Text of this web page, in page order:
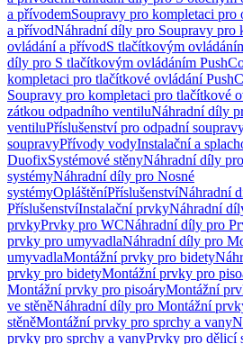
a přívodemSoupravy pro kompletaci pro
a přívodNáhradní díly pro Soupravy pro
ovládání a přívodS tlačítkovým
díly pro S tlačítkovým ovládáním
kompletaci pro tlačítkové ovládání
Soupravy pro kompletaci pro tlačítkové
zátkou odpadního ventiluNáhradní díly
ventiluPříslušenství pro odpadní
soupravyPřívody vodyInstalační a
DuofixSystémové stěnyNáhradní díly
systémyNáhradní díly pro Nosné
systémyOpláštěníPříslušenstvíNáhradní
PříslušenstvíInstalační prvkyNáhradní
prvkyPrvky pro WCNáhradní díly pro
prvky pro umyvadlaNáhradní díly pro
umyvadlaMontážní prvky pro bidety
prvky pro bidetyMontážní prvky pro
Montážní prvky pro pisoáryMontážní
ve stěněNáhradní díly pro Montážní
stěněMontážní prvky pro sprchy a vany
prvky pro sprchy a vanyPrvky pro dělicí